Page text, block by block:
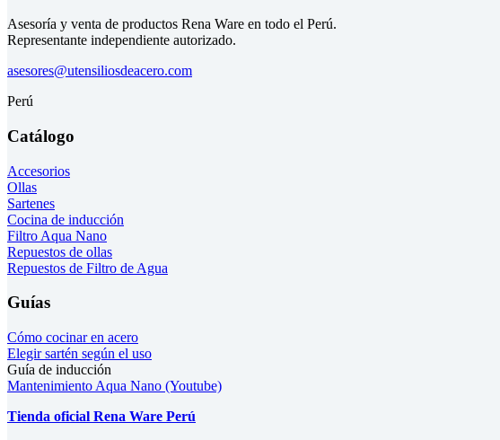
Asesoría y venta de productos Rena Ware en todo el Perú.
Representante independiente autorizado.
asesores@utensiliosdeacero.com
Perú
Catálogo
Accesorios
Ollas
Sartenes
Cocina de inducción
Filtro Aqua Nano
Repuestos de ollas
Repuestos de Filtro de Agua
Guías
Cómo cocinar en acero
Elegir sartén según el uso
Guía de inducción
Mantenimiento Aqua Nano (Youtube)
Tienda oficial Rena Ware Perú